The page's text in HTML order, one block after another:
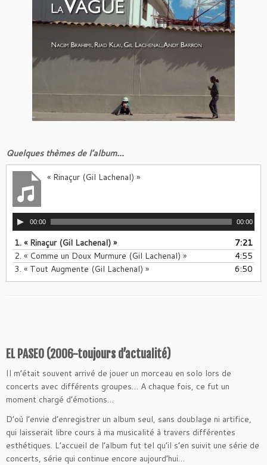
Quelques thèmes de l’album…
« Rinaçur (Gil Lachenal) »
00:00 00:00
1. « Rinaçur (Gil Lachenal) »
7:21
2. « Comme un Doux Murmure (Gil Lachenal) »
4:55
3. « Tout Augmente (Gil Lachenal) » 6:50
EL PASEO (2006-toujours d’actualité)
Il m’était souvent arrivé de jouer un morceau en solo lors de
concerts avec différents groupes… A chaque fois, ce fut un
moment chargé d’émotions…
D’où l’envie d’enregistrer un album seul, sans doublage ni artifice,
qui laisserait libre cours à ma musicalité à travers différentes
esthétiques. L’accueil de l’album fut tel qu’il s’en suivit une série de
concerts, série qui continue encore aujourd’hui…